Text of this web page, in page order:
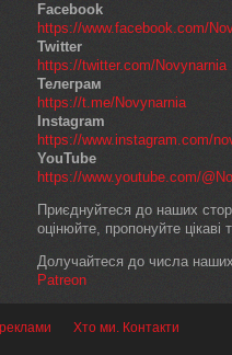
Facebook
https://www.facebook.com/
Twitter
https://twitter.com/Novynarnia
Телеграм
https://t.me/Novynarnia
Instagram
https://www.instagram.com/
YouTube
https://www.youtube.com/
Приєднуйтеся до наших
оцінюйте, пропонуйте цікаві
Долучайтеся до числа
Patreon
Хто ми. Контакти